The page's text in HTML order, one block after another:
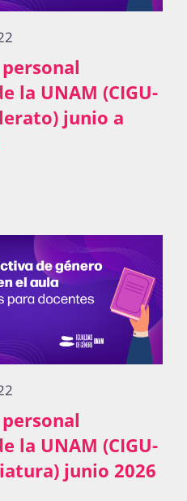
la UNAM (CIGU-
junio a
la UNAM (CIGU-
junio 2026